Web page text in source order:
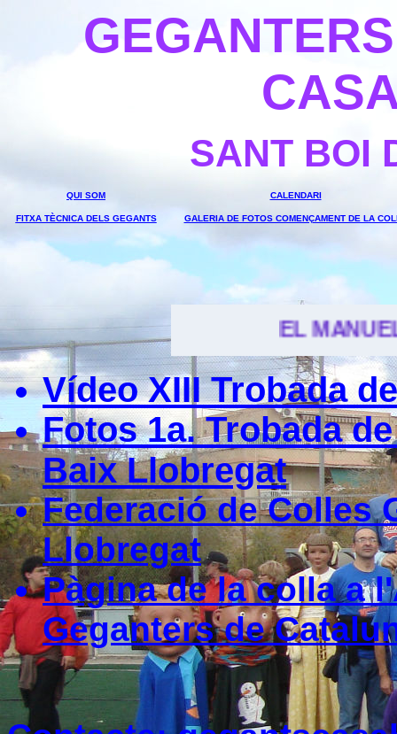
SANT BOI
QUI SOM CALENDARI
FITXA TÈCNICA DELS GEGANTS GALERIA DE FOTOS COMENÇAMENT DE LA
EL MANUEL I LA
Vídeo XIII Trobada
Fotos 1a. Trobada
Baix Llobregat
Federació de Colles
Llobregat
Pàgina de la colla a
Geganters de